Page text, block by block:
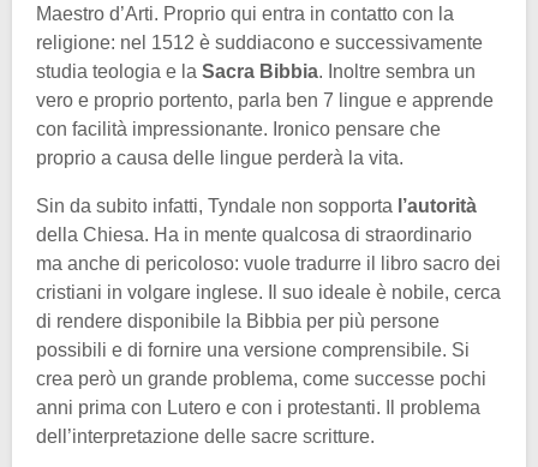
Maestro d’Arti. Proprio qui entra in contatto con la
religione: nel 1512 è suddiacono e successivamente
studia teologia e la Sacra Bibbia. Inoltre sembra un
vero e proprio portento, parla ben 7 lingue e apprende
con facilità impressionante. Ironico pensare che
proprio a causa delle lingue perderà la vita.
Sin da subito infatti, Tyndale non sopporta l’autorità
della Chiesa. Ha in mente qualcosa di straordinario
ma anche di pericoloso: vuole tradurre il libro sacro dei
cristiani in volgare inglese. Il suo ideale è nobile, cerca
di rendere disponibile la Bibbia per più persone
possibili e di fornire una versione comprensibile. Si
crea però un grande problema, come successe pochi
anni prima con Lutero e con i protestanti. Il problema
dell’interpretazione delle sacre scritture.